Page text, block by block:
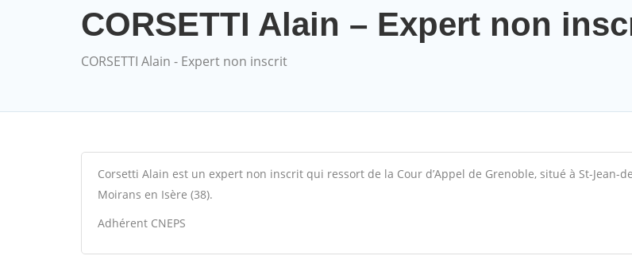
CORSETTI Alain – Expert non
CORSETTI Alain - Expert non inscrit
Corsetti Alain est un expert non inscrit qui ressort de la Cour d’Appel de Grenoble, situé à St-Jean-
Moirans en Isère (38).
Adhérent CNEPS